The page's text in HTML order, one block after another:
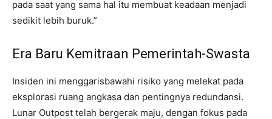
pada saat yang sama hal itu membuat keadaan menjadi
sedikit lebih buruk.”
Era Baru Kemitraan Pemerintah-Swasta
Insiden ini menggarisbawahi risiko yang melekat pada
eksplorasi ruang angkasa dan pentingnya redundansi.
Lunar Outpost telah bergerak maju, dengan fokus pada